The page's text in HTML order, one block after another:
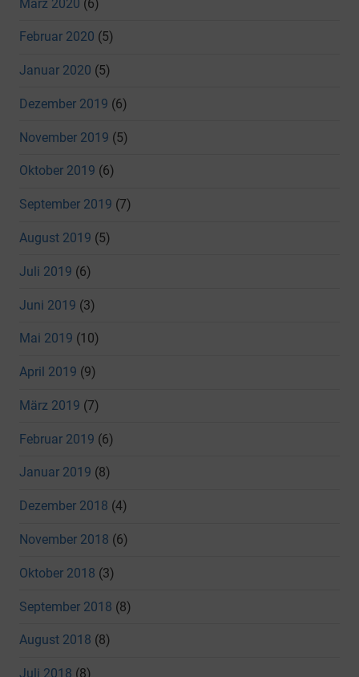
März 2020 (6)
Februar 2020 (5)
Januar 2020 (5)
Dezember 2019 (6)
November 2019 (5)
Oktober 2019 (6)
September 2019 (7)
August 2019 (5)
Juli 2019 (6)
Juni 2019 (3)
Mai 2019 (10)
April 2019 (9)
März 2019 (7)
Februar 2019 (6)
Januar 2019 (8)
Dezember 2018 (4)
November 2018 (6)
Oktober 2018 (3)
September 2018 (8)
August 2018 (8)
Juli 2018 (8)